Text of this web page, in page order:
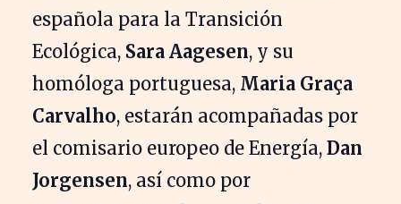
española para la Transición
Ecológica, Sara Aagesen, y su
homóloga portuguesa, Maria Graça
Carvalho, estarán acompañadas por
el comisario europeo de Energía, Dan
Jorgensen, así como por